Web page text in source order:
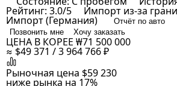
Рейтинг: 3.0/5 Импорт из-за
Импорт (Германия)
Отчёт по авто
Позвонить мне
Хочу заказать
ЦЕНА В КОРЕЕ ₩71 500 000
≈ $49 371 / 3 964 766 ₽
Рыночная цена $59 230
ниже рынка на 17%